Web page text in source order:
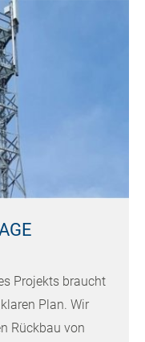
Projekts braucht
Plan. Wir
Rückbau von